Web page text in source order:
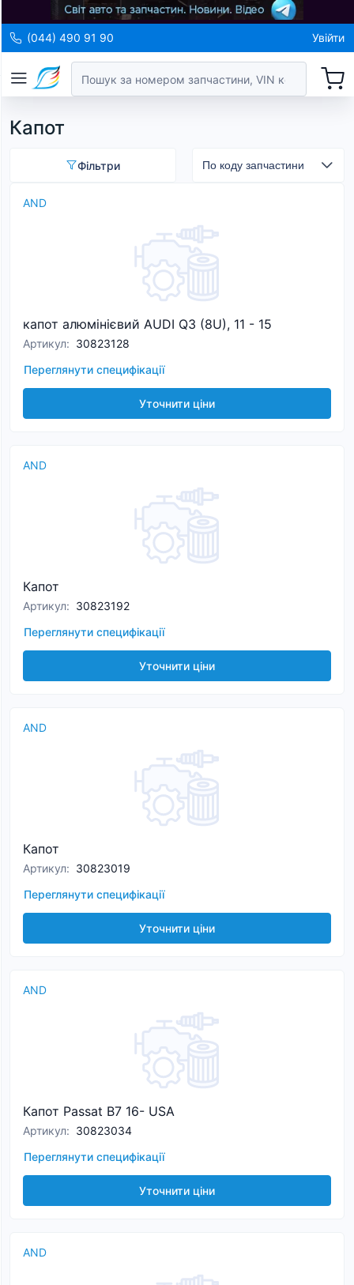
(044) 490 91 90 Увійти
Капот
Фільтри
AND
капот алюмінієвий AUDI Q3 (8U), 11 - 15
Артикул: 30823128
Переглянути специфікації
Уточнити ціни
AND
Капот
Артикул: 30823192
Переглянути специфікації
Уточнити ціни
AND
Капот
Артикул: 30823019
Переглянути специфікації
Уточнити ціни
AND
Капот Passat B7 16- USA
Артикул: 30823034
Переглянути специфікації
Уточнити ціни
AND